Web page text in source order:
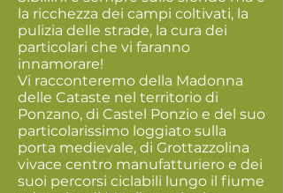
la ricchezza dei campi coltivati, la
pulizia delle strade, la cura dei
particolari che vi faranno
innamorare!
Vi racconteremo della Madonna
delle Cataste nel territorio di
Ponzano, di Castel Ponzio e del suo
particolarissimo loggiato sulla
porta medievale, di Grottazzolina
vivace centro manufatturiero e dei
suoi percorsi ciclabili lungo il fiume